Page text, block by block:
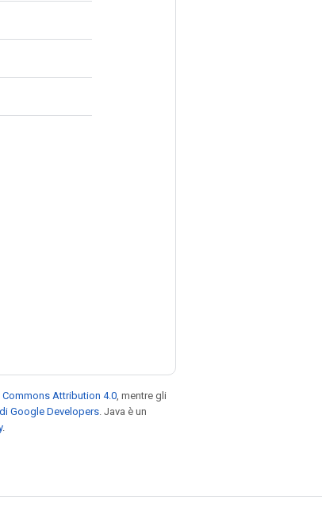
Commons Attribution 4.0 , mentre gli
Google Developers . Java è un
.